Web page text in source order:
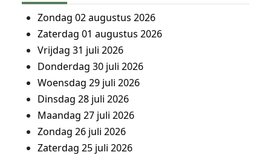
Zondag 02 augustus 2026
Zaterdag 01 augustus 2026
Vrijdag 31 juli 2026
Donderdag 30 juli 2026
Woensdag 29 juli 2026
Dinsdag 28 juli 2026
Maandag 27 juli 2026
Zondag 26 juli 2026
Zaterdag 25 juli 2026